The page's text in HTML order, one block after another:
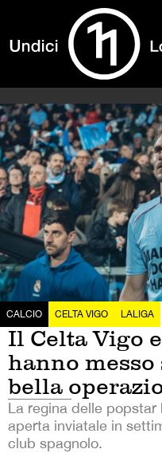
CALCIO CELTA VIGO LALIGA
Il Celta Vigo
hanno
bella
La regina delle
aperta inviatale in
club spagnolo.